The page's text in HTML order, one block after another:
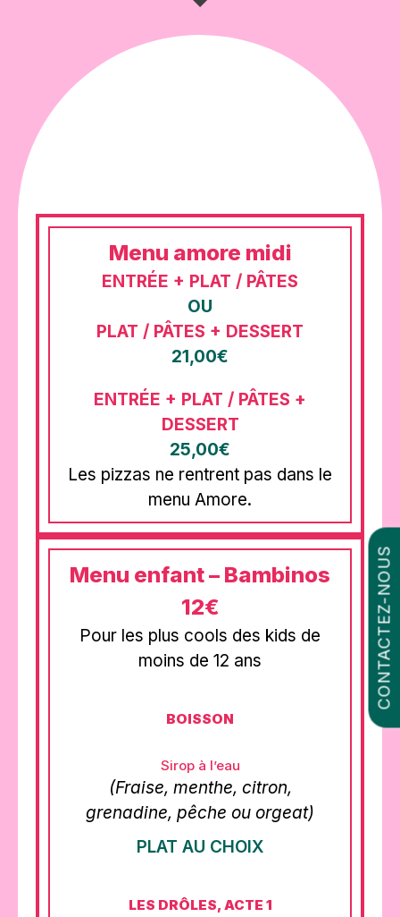
Menu amore midi
ENTRÉE + PLAT / PÂTES
OU
PLAT / PÂTES + DESSERT
21,00€
ENTRÉE + PLAT / PÂTES +
DESSERT
25,00€
Les pizzas ne rentrent pas dans le
menu Amore.
Menu enfant – Bambinos
12€
Pour les plus cools des kids de
moins de 12 ans
BOISSON
Sirop à l’eau
(Fraise, menthe, citron,
grenadine, pêche ou orgeat)
PLAT AU CHOIX
LES DRÔLES, ACTE 1
CONTACTEZ-NOUS